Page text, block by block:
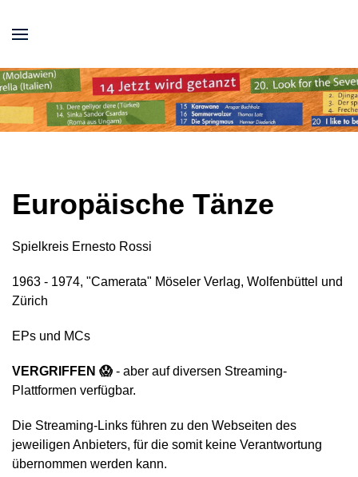
Europäische Tänze
Spielkreis Ernesto Rossi
1963 - 1974, "Camerata" Möseler Verlag, Wolfenbüttel und
Zürich
EPs und MCs
VERGRIFFEN 😱 - aber auf diversen Streaming-
Plattformen verfügbar.
Die Streaming-Links führen zu den Webseiten des
jeweiligen Anbieters, für die somit keine Verantwortung
übernommen werden kann.